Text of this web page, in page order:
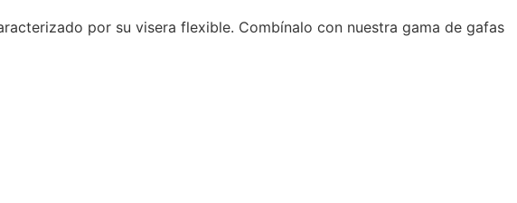
por su visera flexible. Combínalo con nuestra gama de gafas